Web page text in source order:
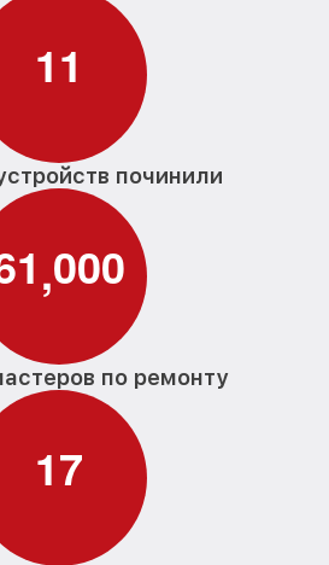
11
починили
1,000
по ремонту
17